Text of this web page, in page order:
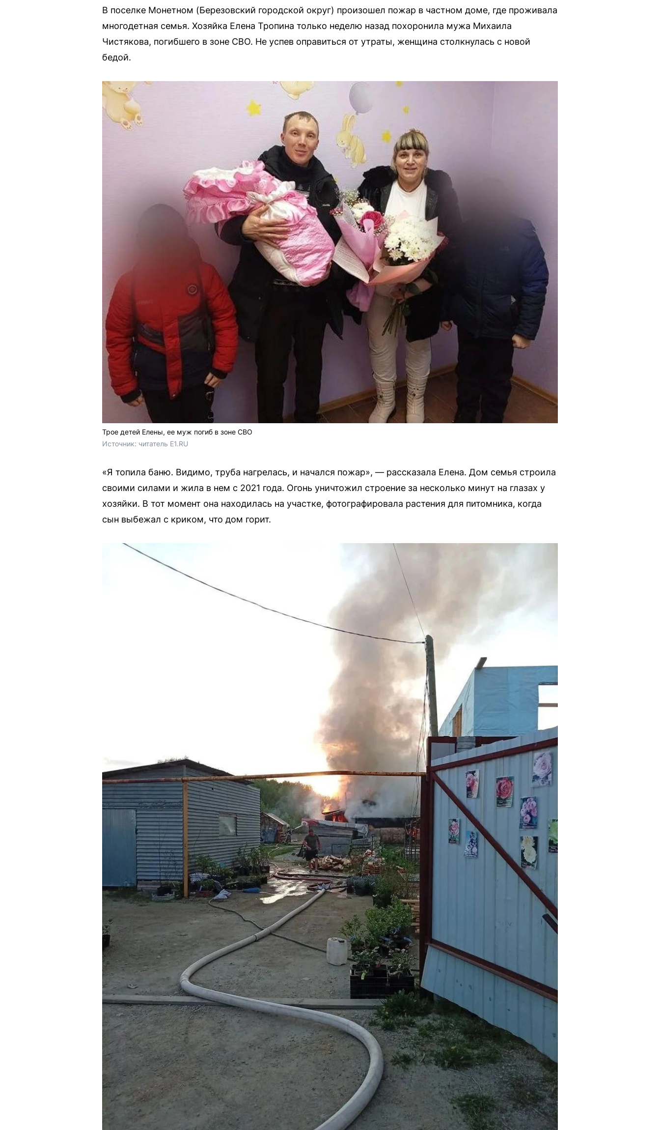
В поселке Монетном (Березовский городской округ) произошел пожар в частном доме, где проживала
многодетная семья. Хозяйка Елена Тропина только неделю назад похоронила мужа Михаила
Чистякова, погибшего в зоне СВО. Не успев оправиться от утраты, женщина столкнулась с новой
бедой.
Трое детей Елены, ее муж погиб в зоне СВО
Источник: читатель E1.RU
«Я топила баню. Видимо, труба нагрелась, и начался пожар», — рассказала Елена. Дом семья строила
своими силами и жила в нем с 2021 года. Огонь уничтожил строение за несколько минут на глазах у
хозяйки. В тот момент она находилась на участке, фотографировала растения для питомника, когда
сын выбежал с криком, что дом горит.